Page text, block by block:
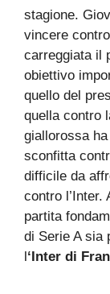
stagione.
vincere
carreggiata il
obiettivo
quello del
quella contro
giallorossa
sconfitta
difficile da
contro l’Inter.
partita
di Serie A sia
l‘Inter di